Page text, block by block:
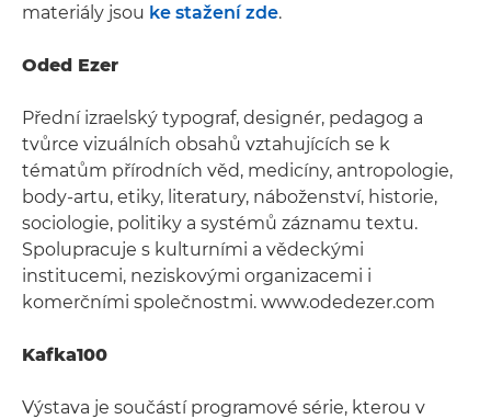
materiály jsou ke stažení zde.
Oded Ezer
Přední izraelský typograf, designér, pedagog a
tvůrce vizuálních obsahů vztahujících se k
tématům přírodních věd, medicíny, antropologie,
body-artu, etiky, literatury, náboženství, historie,
sociologie, politiky a systémů záznamu textu.
Spolupracuje s kulturními a vědeckými
institucemi, neziskovými organizacemi i
komerčními společnostmi. www.odedezer.com
Kafka100
Výstava je součástí programové série, kterou v